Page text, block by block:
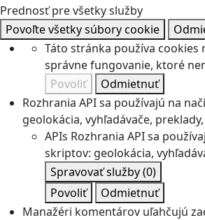
Prednosť pre všetky služby
Povoľte všetky súbory cookie
Táto stránka používa cookies
správne fungovanie, ktoré
Povoliť
Odmietnuť
Rozhrania API sa používajú na
geolokácia, vyhľadávače, preklady,
APIs Rozhrania API sa
skriptov: geolokácia,
Spravovať služby(0)
Povoliť
Odmietnuť
Manažéri komentárov uľahčujú